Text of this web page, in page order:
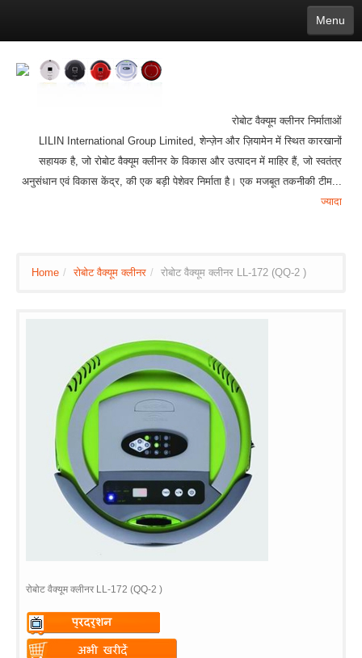
Menu
Deutsch
Português 日本語
bāṅlā Norsk
Türkçe
Ўзбек тили
india Tiếng Việt
íslenska
Estonia Bulgarian Ukrainian Slovenčina
रोबोट वैक्यूम क्लीनर निर्माताओं
LILIN International Group Limited, शेन्ज़ेन और ज़ियामेन में स्थित कारखानों
सहायक है, जो रोबोट वैक्यूम क्लीनर के विकास और उत्पादन में माहिर हैं, जो स्वतंत्र
अनुसंधान एवं विकास केंद्र, की एक बड़ी पेशेवर निर्माता है। एक मजबूत तकनीकी टीम...
ज्यादा
Home / रोबोट वैक्यूम क्लीनर / रोबोट वैक्यूम क्लीनर LL-172 (QQ-2 )
रोबोट वैक्यूम क्लीनर LL-172 (QQ-2 )
Warning
: Undefined variable